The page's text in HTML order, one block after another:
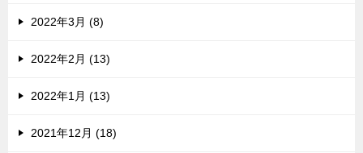
2022年3月 (8)
2022年2月 (13)
2022年1月 (13)
2021年12月 (18)